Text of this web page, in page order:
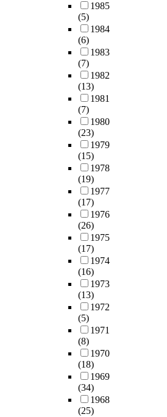
1985
(5)
1984
(6)
1983
(7)
1982
(13)
1981
(7)
1980
(23)
1979
(15)
1978
(19)
1977
(17)
1976
(26)
1975
(17)
1974
(16)
1973
(13)
1972
(5)
1971
(8)
1970
(18)
1969
(34)
1968
(25)